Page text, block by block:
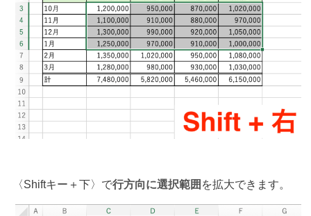
〈Shiftキー＋下〉で行方向に選択範囲 を拡大できます。